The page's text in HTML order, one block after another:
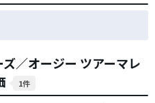
／オージー ツアーマレ
1件